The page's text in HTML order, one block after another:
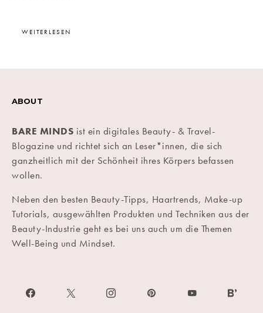
WEITERLESEN
ABOUT
BARE MINDS ist ein digitales Beauty- & Travel-
Blogazine und richtet sich an Leser*innen, die sich
ganzheitlich mit der Schönheit ihres Körpers befassen
wollen.
Neben den besten Beauty-Tipps, Haartrends, Make-up
Tutorials, ausgewählten Produkten und Techniken aus der
Beauty-Industrie geht es bei uns auch um die Themen
Well-Being und Mindset.